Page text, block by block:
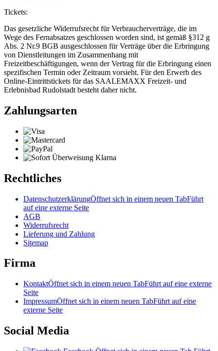
Tickets:
Das gesetzliche Widerrufsrecht für Verbraucherverträge, die im
Wege des Fernabsatzes geschlossen worden sind, ist gemäß §312 g
Abs. 2 Nr.9 BGB ausgeschlossen für Verträge über die Erbringung
von Dienstleitungen im Zusammenhang mit
Freizeitbeschäftigungen, wenn der Vertrag für die Erbringung einen
spezifischen Termin oder Zeitraum vorsieht. Für den Erwerb des
Online-Eintrittstickets für das SAALEMAXX Freizeit- und
Erlebnisbad Rudolstadt besteht daher nicht.
Zahlungsarten
Rechtliches
DatenschutzerklärungÖffnet sich in einem neuen TabFührt
auf eine externe Seite
AGB
Widerrufsrecht
Lieferung und Zahlung
Sitemap
Firma
KontaktÖffnet sich in einem neuen TabFührt auf eine externe
Seite
ImpressumÖffnet sich in einem neuen TabFührt auf eine
externe Seite
Social Media